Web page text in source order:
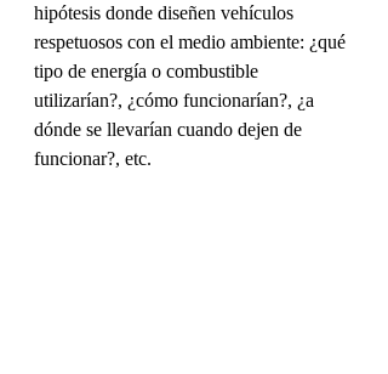
hipótesis donde diseñen vehículos
respetuosos con el medio ambiente: ¿qué
tipo de energía o combustible
utilizarían?, ¿cómo funcionarían?, ¿a
dónde se llevarían cuando dejen de
funcionar?, etc.